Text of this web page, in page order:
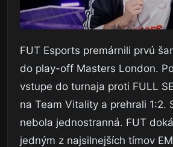
FUT Esports premárnili prvú
do play-off Masters London.
vstupe do turnaja proti FULL
na Team Vitality a prehrali 1:2.
nebola jednostranná. FUT
jedným z najsilnejších tímov